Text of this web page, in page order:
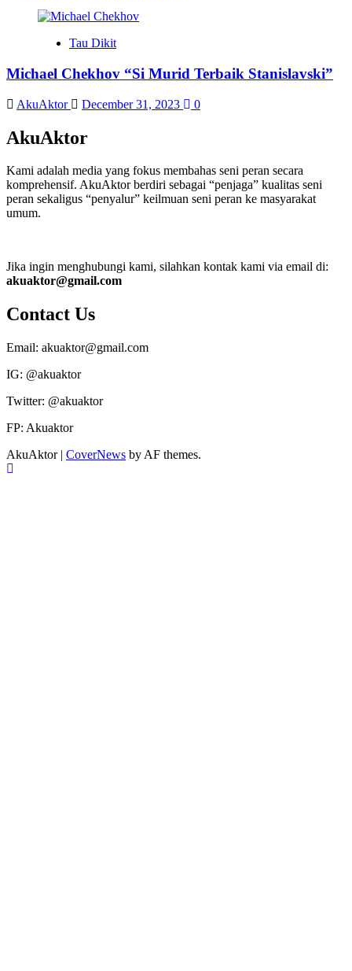
Tau Dikit
Michael Chekhov “Si Murid Terbaik Stanislavski”
AkuAktor December 31, 2023 0
AkuAktor
Kami adalah media yang fokus membahas seni peran secara
komprehensif. AkuAktor berdiri sebagai “penjaga” kualitas seni
peran sekaligus “penyalur” keilmuan seni peran ke masyarakat
umum.
Jika ingin menghubungi kami, silahkan kontak kami via email di:
akuaktor@gmail.com
Contact Us
Email: akuaktor@gmail.com
IG: @akuaktor
Twitter: @akuaktor
FP: Akuaktor
AkuAktor | CoverNews by AF themes.